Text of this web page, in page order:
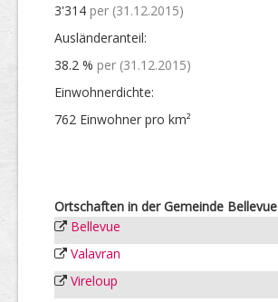
3'314 per (31.12.2015)
Ausländer­anteil:
38.2 % per (31.12.2015)
Einwohner­dichte:
762 Einwohner pro km²
Ortschaften in der Gemeinde Bellevue
Bellevue
Valavran
Vireloup